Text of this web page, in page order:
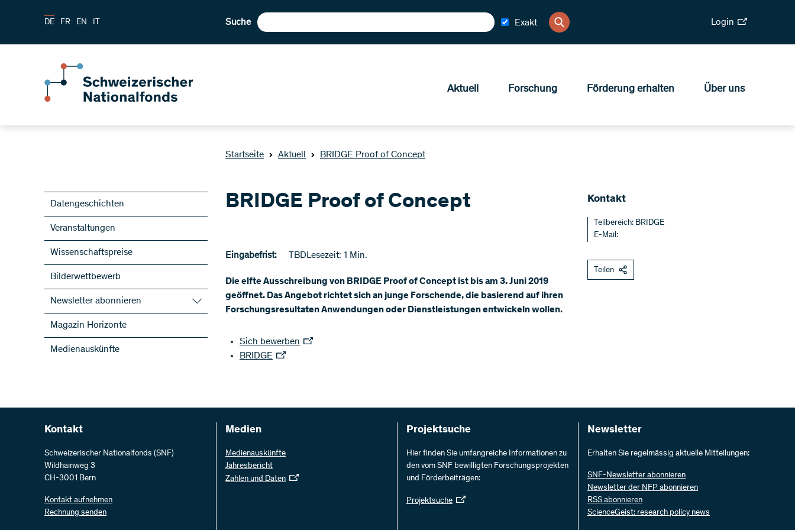
DE FR EN IT Suche Exakt Login
Aktuell Forschung Förderung erhalten Über uns
Startseite Aktuell BRIDGE Proof of Concept
Datengeschichten
Veranstaltungen
Wissenschaftspreise
Bilderwettbewerb
Newsletter abonnieren
SNF-Newsletter abonnieren
Newsletter der NFP abonnieren
ScienceGeist
Magazin Horizonte
Medienauskünfte
BRIDGE Proof of Concept
Eingabefrist: TBDLesezeit: 1 Min.
Die elfte Ausschreibung von BRIDGE Proof of Concept ist bis am 3. Juni 2019
geöffnet. Das Angebot richtet sich an junge Forschende, die basierend auf ihren
Forschungsresultaten Anwendungen oder Dienstleistungen entwickeln wollen.
Sich bewerben
BRIDGE
​​Kontakt
Teilbereich: BRIDGE
E-Mail:
Teilen
Kontakt
Schweizerischer Nationalfonds (SNF)
Wildhainweg 3
CH-3001 Bern
Kontakt aufnehmen
Rechnung senden
Medien
Medienauskünfte
Jahresbericht
Zahlen und Daten
Projektsuche
Hier finden Sie umfangreiche Informationen zu
den vom SNF bewilligten Forschungsprojekten
und Förderbeiträgen:
Projektsuche
Newsletter
Erhalten Sie regelmässig aktuelle Mitteilungen:
SNF-Newsletter abonnieren
Newsletter der NFP abonnieren
RSS abonnieren
ScienceGeist: research policy news